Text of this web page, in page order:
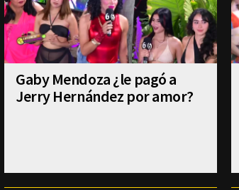
Gaby Mendoza ¿le pagó a
Jerry Hernández por amor?